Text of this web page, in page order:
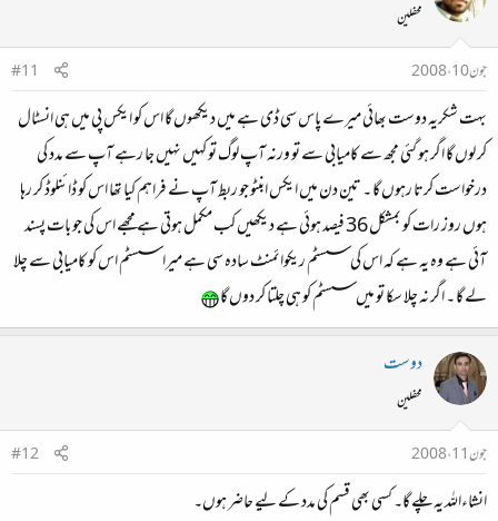
محفلین
جون 10، 2008
#11
بہت شکریہ دوست بھائی میرے پاس سی ڈی ہے میں دیکھوں گا اس کو ایکس پی میں ہی انسٹال
کر لوں گا اگر ہو گئی مجھ سے کامیابی سے تو ورنہ آپ لوگ تو کہیں نہیں جا رہے آپ سے مدد کی
درخواست کرتا رہوں گا ۔ تین دن میں ایکس ابنٹو جو ربط آپ نے فراہم کیا تھا اس کو ڈائنلوڈ کر رہا
ہوں روز رات کو بمشکل 36 فیصد ہوئی ہے دیکھیں کب مکمل ہوتی ہے مجھے اس کی جو بات پسند
آئی ہے وہ یہ ہے کہ اس کی سسٹم ریکوائمنٹ سادہ سی ہے میرا سسٹم اس کو کامیابی سے چلا
لے گا ۔ اگر نہ چلا سکا تو میں سسٹم کو ہی چلتا کر دوں گا
دوست
محفلین
جون 11، 2008
#12
انشاءاللہ یہ چلے گا۔ کسی بھی قسم کی مدد کے لیے حاضر ہوں۔